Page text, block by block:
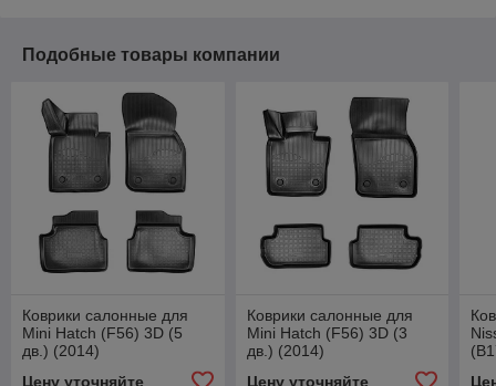
Подобные товары компании
Коврики салонные для
Mini Hatch (F56) 3D (5
дв.) (2014)
Цену уточняйте
Коврики салонные для
Mini Hatch (F56) 3D (3
дв.) (2014)
Цену уточняйте